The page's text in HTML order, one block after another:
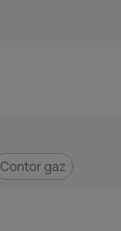
Contor gaz